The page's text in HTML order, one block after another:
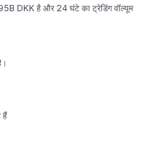
DKK है और 24 घंटे का ट्रेडिंग वॉल्यूम
हैं